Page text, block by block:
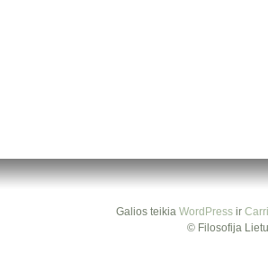
Galios teikia WordPressir
© Filosofija